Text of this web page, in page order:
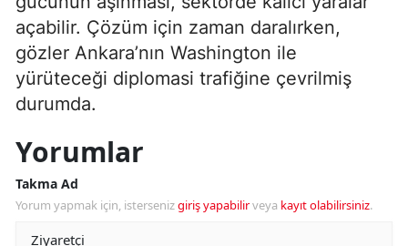
açabilir. Çözüm için zaman daralırken,
gözler Ankara’nın Washington ile
yürüteceği diplomasi trafiğine çevrilmiş
durumda.
Yorumlar
Takma Ad
Yorum yapmak için, istersenizgiriş yapabilirveya kayıt olabilirsiniz.